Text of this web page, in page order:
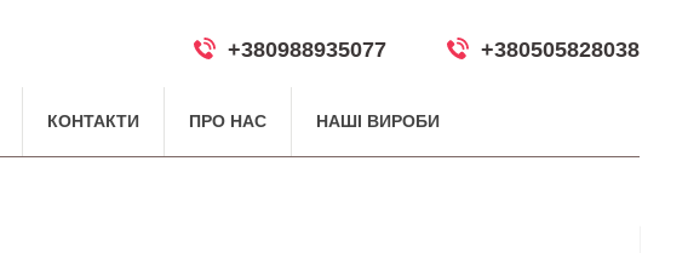
+380505828038
+380988935077
КОНТАКТИ ПРО НАС НАШІ ВИРОБИ